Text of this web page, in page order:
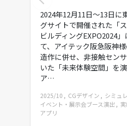
2024年12月11日〜13日に
グサイトで開催された「
ビルディングEXPO2024」
て、アイテック阪急阪神
造作に併せ、非接触セン
いた「未来体験空間」を
ア…
2025/10 CGデザイン
シミュ
イベント・展示会ブース演出
アプリ